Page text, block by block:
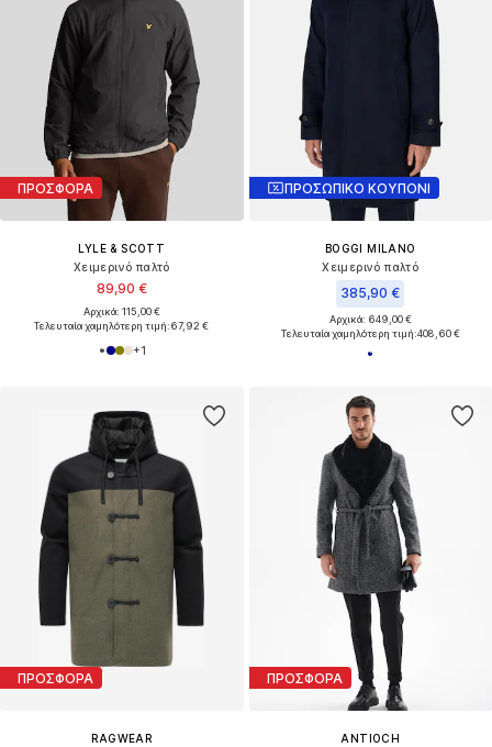
ΠΡΟΣΦΟΡΑ
LYLE & SCOTT
Χειμερινό παλτό
89,90 €
Αρχικά: 115,00 €
Τελευταία χαμηλότερη τιμή:67,92 €
+1
ΠΡΟΣΩΠΙΚΟ ΚΟΥΠΟΝΙ
BOGGI MILANO
Χειμερινό παλτό
385,90 €
Αρχικά: 649,00 €
Τελευταία χαμηλότερη τιμή:408,60 €
ΠΡΟΣΦΟΡΑ
RAGWEAR
ΠΡΟΣΦΟΡΑ
ANTIOCH